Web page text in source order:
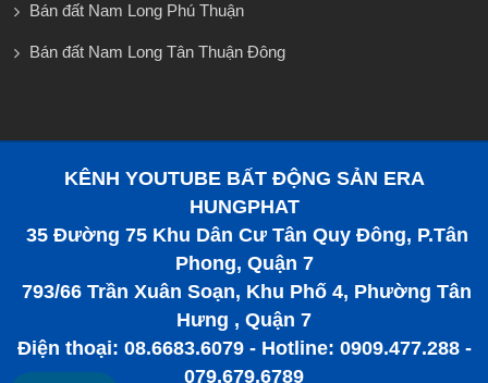
Bán đất Nam Long Phú Thuận
Bán đất Nam Long Tân Thuận Đông
KÊNH YOUTUBE BẤT ĐỘNG SẢN ERA
HUNGPHAT
35 Đường 75 Khu Dân Cư Tân Quy Đông, P.Tân
Phong, Quận 7
793/66 Trần Xuân Soạn, Khu Phố 4, Phường Tân
Hưng , Quận 7
Điện thoại: 08.6683.6079 - Hotline: 0909.477.288 -
079.679.6789